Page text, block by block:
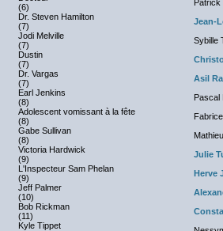
(6)
Patrick
Dr. Steven Hamilton
(7)
Jean-
Jodi Melville
(7)
Sybille
Dustin
(7)
Dr. Vargas
(7)
Asil
Earl Jenkins
(8)
Pascal
Adolescent vomissant à la fête
(8)
Gabe Sullivan
(8)
Victoria Hardwick
(9)
Julie
L'Inspecteur Sam Phelan
(9)
Herve
Jeff Palmer
(10)
Bob Rickman
(11)
Kyle Tippet